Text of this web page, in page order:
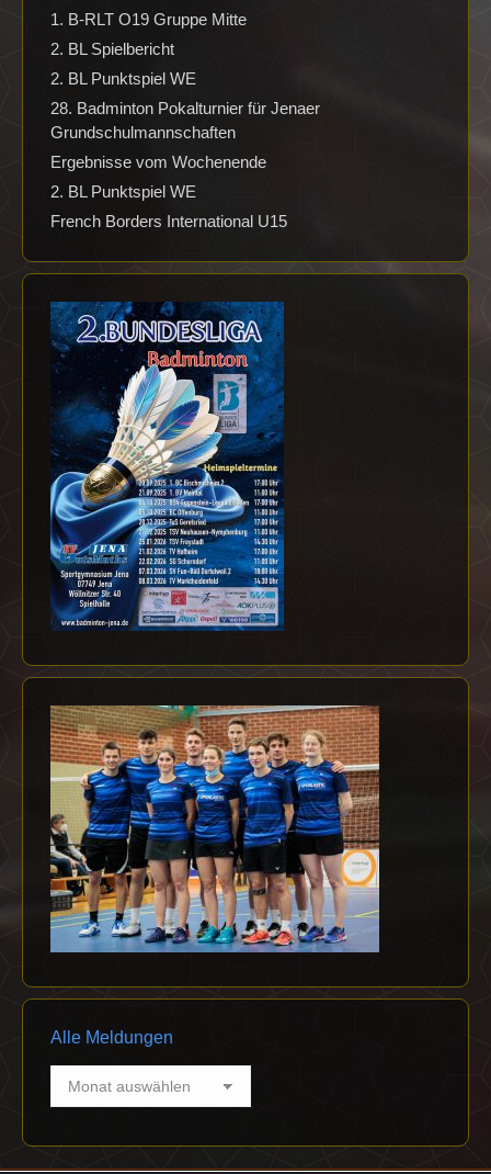
1. B-RLT O19 Gruppe Mitte
2. BL Spielbericht
2. BL Punktspiel WE
28. Badminton Pokalturnier für Jenaer
Grundschulmannschaften
Ergebnisse vom Wochenende
2. BL Punktspiel WE
French Borders International U15
Alle Meldungen
Alle